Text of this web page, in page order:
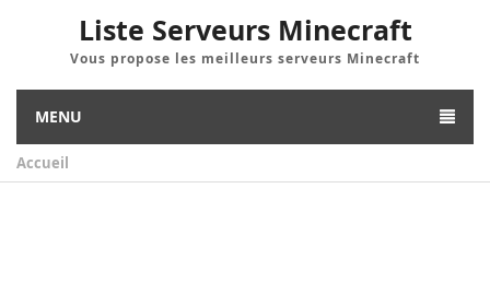
Liste Serveurs Minecraft
Vous propose les meilleurs serveurs Minecraft
MENU
Accueil